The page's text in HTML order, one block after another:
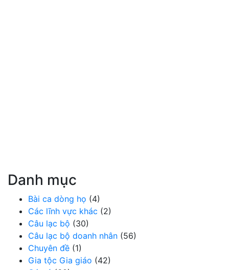
Danh mục
Bài ca dòng họ (4)
Các lĩnh vực khác (2)
Câu lạc bộ (30)
Câu lạc bộ doanh nhân (56)
Chuyên đề (1)
Gia tộc Gia giáo (42)